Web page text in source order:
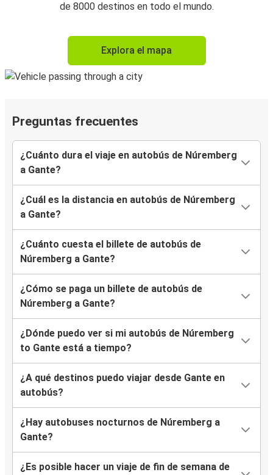
de 8000 destinos en todo el mundo.
Explora el mapa
Preguntas frecuentes
¿Cuánto dura el viaje en autobús de Núremberg
a Gante?
¿Cuál es la distancia en autobús de Núremberg
a Gante?
¿Cuánto cuesta el billete de autobús de
Núremberg a Gante?
¿Cómo se paga un billete de autobús de
Núremberg a Gante?
¿Dónde puedo ver si mi autobús de Núremberg
to Gante está a tiempo?
¿A qué destinos puedo viajar desde Gante en
autobús?
¿Hay autobuses nocturnos de Núremberg a
Gante?
¿Es posible hacer un viaje de fin de semana de